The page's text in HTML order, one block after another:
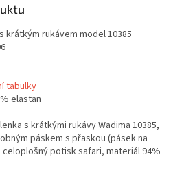
krátkým rukávem model 10385
tabulky
elastan
s krátkými rukávy Wadima 10385,
páskem s přaskou (pásek na
potisk safari, materiál 94%